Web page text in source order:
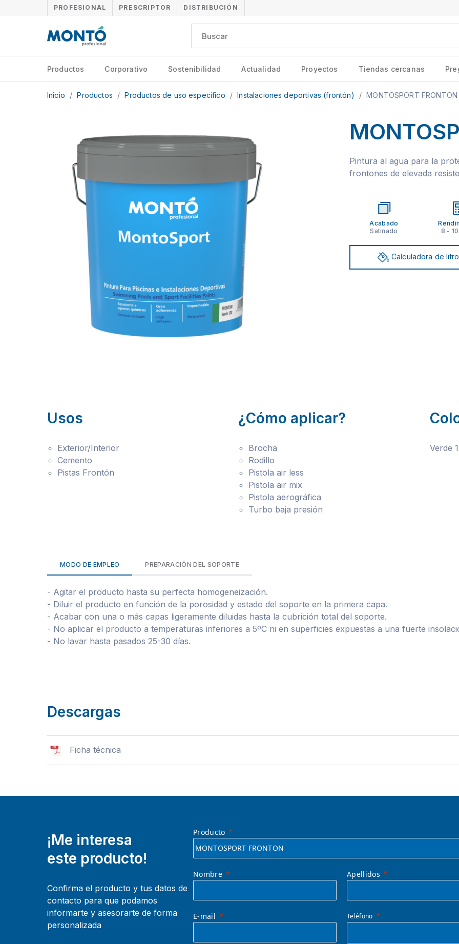
PROFESIONAL PRESCRIPTOR DISTRIBUCIÓN
Productos Corporativo Sostenibilidad Actualidad Proyectos Tiendas cercanas
Inicio / Productos / Productos de uso específico / Instalaciones deportivas (frontón) / MONTOSPORT FRONTON
Pintura al agua para la
frontones de elevada
Acabado
Satinado
8 -
Calculadora de
Usos
Exterior/Interior
Cemento
Pistas Frontón
¿Cómo aplicar?
Brocha
Rodillo
Pistola air less
Pistola air mix
Pistola aerográfica
Turbo baja presión
Verde
MODO DE EMPLEO PREPARACIÓN DEL SOPORTE
- Agitar el producto hasta su perfecta homogeneización.
- Diluir el producto en función de la porosidad y estado del soporte en la primera capa.
- Acabar con una o más capas ligeramente diluidas hasta la cubrición total del soporte.
- No aplicar el producto a temperaturas inferiores a 5ºC ni en superficies expuestas a una fuerte
- No lavar hasta pasados 25-30 días.
Descargas
Ficha técnica
¡Me interesa
este producto!
Confirma el producto y tus datos de
contacto para que podamos
informarte y asesorarte de forma
personalizada
Producto
Nombre Apellidos
E-mail Teléfono